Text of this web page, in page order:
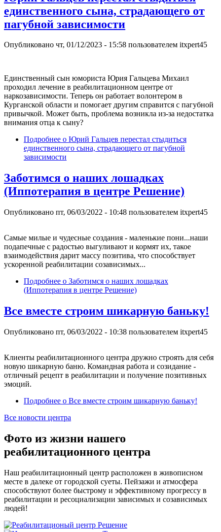
единственного сына, страдающего от
пагубной зависимости
Опубликовано чт, 01/12/2023 - 15:58 пользователем itxpert45
Единственный сын юмориста Юрия Гальцева Михаил
проходил лечение в реабилитационном центре от
наркозависимости. Теперь он работает волонтером в
Курганской области и помогает другим справится с пагубной
привычкой. Может быть, проблема возникла из-за недостатка
внимания отца к сыну?
Подробнее о Юрий Гальцев перестал стыдиться
единственного сына, страдающего от пагубной
зависимости
Заботимся о наших лошадках
(Иппотерапия в центре Решение)
Опубликовано пт, 06/03/2022 - 10:48 пользователем itxpert45
Самые милые и чудесные создания - маленькие пони...наши
подапечные с радостью выгуливают и кормят их, такое
взаимодействия дарит массу позитива, что способствует
ускоренной реабилитации созависимых...
Подробнее о Заботимся о наших лошадках
(Иппотерапия в центре Решение)
Все вместе строим шикарную баньку!
Опубликовано пт, 06/03/2022 - 10:38 пользователем itxpert45
Клиенты реабилитационного центра дружно строять для себя
новую шикарную баню. Командная работа и созидание -
отличный рецепт в реабилитации и получение позитивных
эмоций.
Подробнее о Все вместе строим шикарную баньку!
Все новости центра
Фото из жизни нашего
реабилитационного центра
Наш реабилитационный центр расположен в живописном
месте в далеке от городской суеты. Пейзажи и атмосфера
способствуют более быстрому и эффективному прогрессу в
реабилитации и ресоциализации зависимых и созависимых
людей!